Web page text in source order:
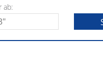
ab: